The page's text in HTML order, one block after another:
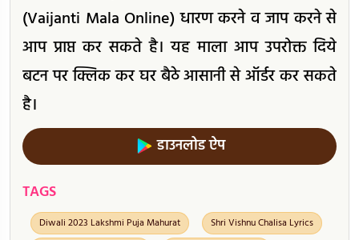
(Vaijanti Mala Online) धारण करने व जाप करने से
आप प्राप्त कर सकते है। यह माला आप उपरोक्त दिये
बटन पर क्लिक कर घर बैठे आसानी से ऑर्डर कर सकते
है।
डाउनलोड ऐप
TAGS
Diwali 2023 Lakshmi Puja Mahurat
Shri Vishnu Chalisa Lyrics